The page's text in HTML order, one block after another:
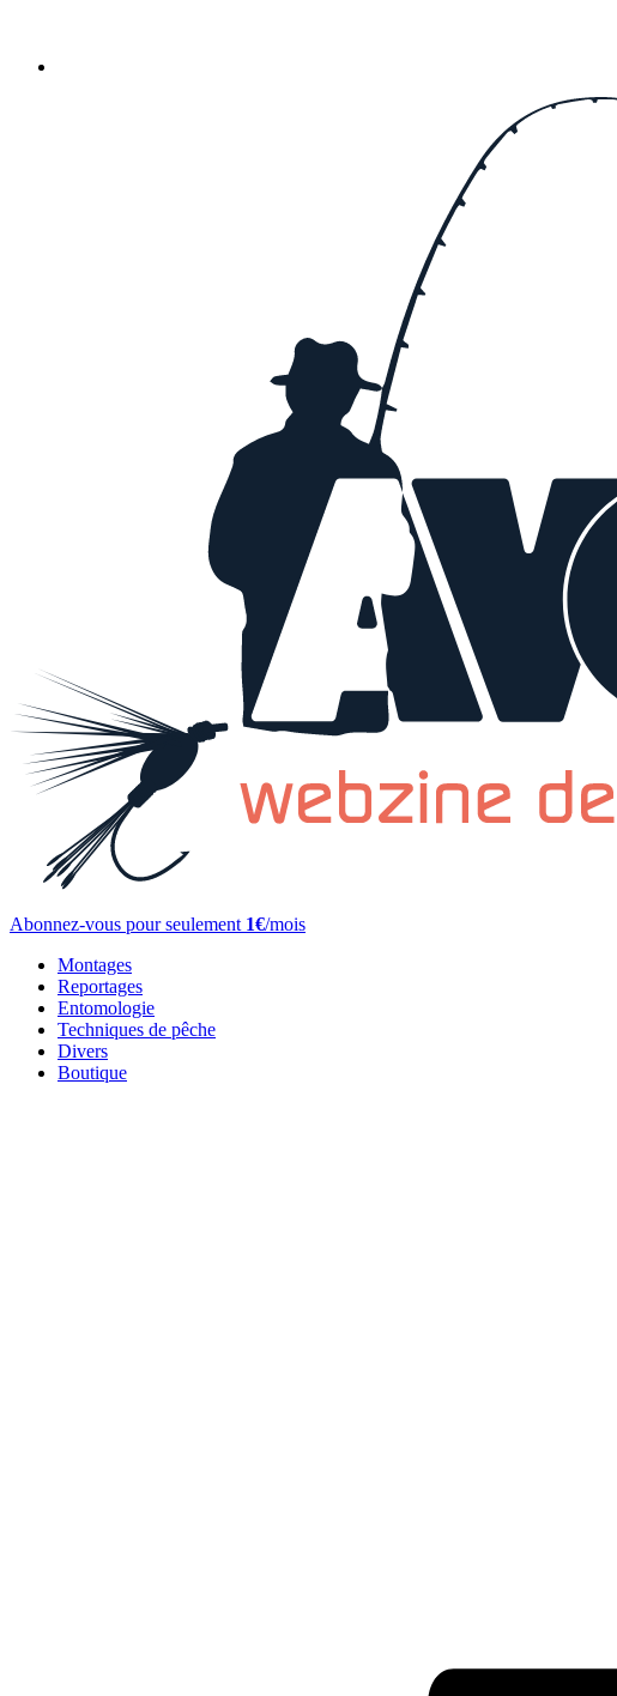
Abonnez-vous pour seulement 1€/mois
Montages
Reportages
Entomologie
Techniques de pêche
Divers
Boutique